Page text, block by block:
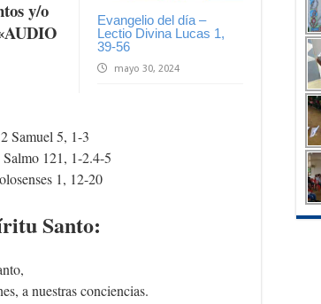
Evangelio del día –
Lectio Divina Lucas 1,
39-56
mayo 30, 2024
y/o
2 Samuel 5, 1-3
Salmo 121, 1-2.4-5
1, 12-20
Santo:
a nuestras conciencias.